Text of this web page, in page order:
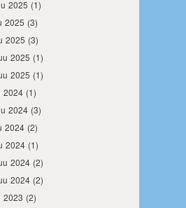
2025 (1)
2025 (3)
2025 (3)
2025 (1)
2025 (1)
2024 (1)
2024 (3)
2024 (2)
2024 (1)
2024 (2)
2024 (2)
2023 (2)